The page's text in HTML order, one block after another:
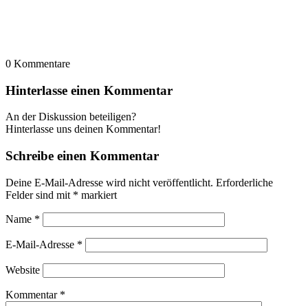
0 Kommentare
Hinterlasse einen Kommentar
An der Diskussion beteiligen?
Hinterlasse uns deinen Kommentar!
Schreibe einen Kommentar
Deine E-Mail-Adresse wird nicht veröffentlicht. Erforderliche
Felder sind mit * markiert
Name *
E-Mail-Adresse *
Website
Kommentar *